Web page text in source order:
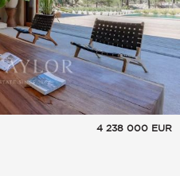
4 238 000 EUR